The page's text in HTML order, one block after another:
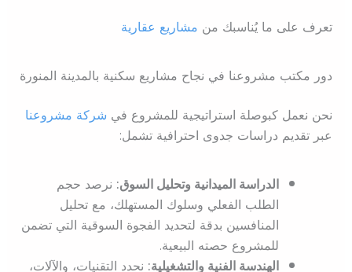
تعرف على ما يُناسبك من مشاريع عقارية
دور مكتب مشروعنا في نجاح مشاريع سكنية بالمدينة المنورة
نحن نعمل كبوصلة استراتيجية للمشروع في شركة مشروعنا
عبر تقديم دراسات جدوى احترافية تشمل:
الدراسة الميدانية وتحليل السوق:نرصد حجم
الطلب الفعلي وسلوك المستهلك، مع تحليل
المنافسين بدقة لتحديد الفجوة السوقية التي تضمن
للمشروع حصته البيعية.
الهندسة الفنية والتشغيلية:نحدد التقنيات، والآلات،